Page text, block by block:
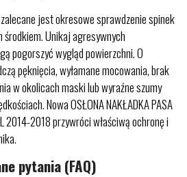
jest okresowe sprawdzenie spinek
Unikaj agresywnych
pogorszyć wygląd powierzchni. O
pęknięcia, wyłamane mocowania, brak
w okolicach maski lub wyraźne szumy
Nowa OSŁONA NAKŁADKA PASA
KL 2014-2018 przywróci właściwą ochronę i
pytania (FAQ)